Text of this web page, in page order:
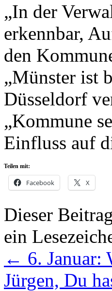
„In der
erkennbar,
den
„Münster ist
Düsseldorf
„Kommune
Einfluss auf
Teilen mit:
Facebook X
Dieser
ein
← 6. Januar:
Jürgen, Du